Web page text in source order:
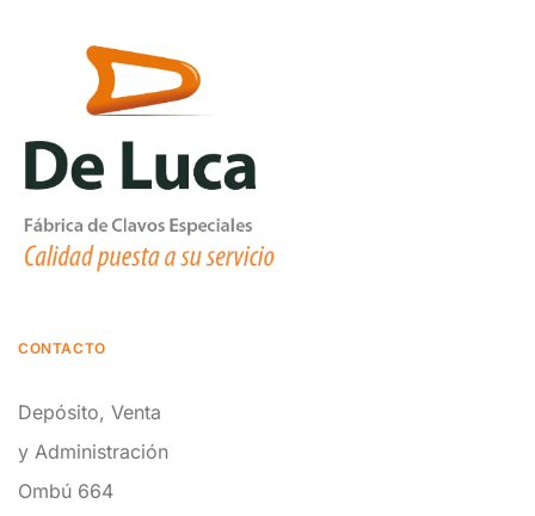
CONTACTO
Depósito, Venta
y Administración
Ombú 664